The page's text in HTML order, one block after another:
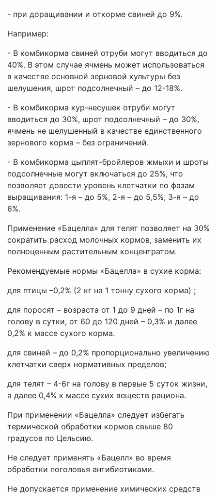
- при доращивании и откорме свиней до 9%.
Например:
- В комбикорма свиней отруби могут вводиться до
40%. В этом случае ячмень может использоваться
в качестве основной зерновой культуры без
шелушения, шрот подсолнечный – до 12-18%.
- В комбикорма кур-несушек отруби могут
вводиться до 30%, шрот подсолнечный – до 30%,
ячмень не шелушенный в качестве единственного
зернового корма – без ограничений.
- В комбикорма цыплят-бройлеров жмыхи и шроты
подсолнечные могут включаться до 25%, что
позволяет довести уровень клетчатки по фазам
выращивания: 1-я – до 5%, 2-я – до 5,5%, 3-я – до
6%.
Применение «Бацелла» для телят позволяет на 30%
сократить расход молочных кормов, заменить их
полноценным растительным концентратом.
Рекомендуемые нормы «Бацелла» в сухие корма:
для птицы –0,2% (2 кг на 1 тонну сухого корма) ;
для поросят – возраста от 1 до 9 дней – по 1г на
голову в сутки, от 60 до 120 дней – 0,3% и далее
0,2% к массе сухого корма.
для свиней – до 0,2% пропорционально увеличению
клетчатки сверх нормативных пределов;
для телят – 4-6г на голову в первые 5 суток жизни,
а далее 0,4% к массе сухих веществ рациона.
При применении «Бацелла» следует избегать
термической обработки кормов свыше 80
градусов по Цельсию.
Не следует применять «Бацелл» во время
обработки поголовья антибиотиками.
Не допускается применение химических средств